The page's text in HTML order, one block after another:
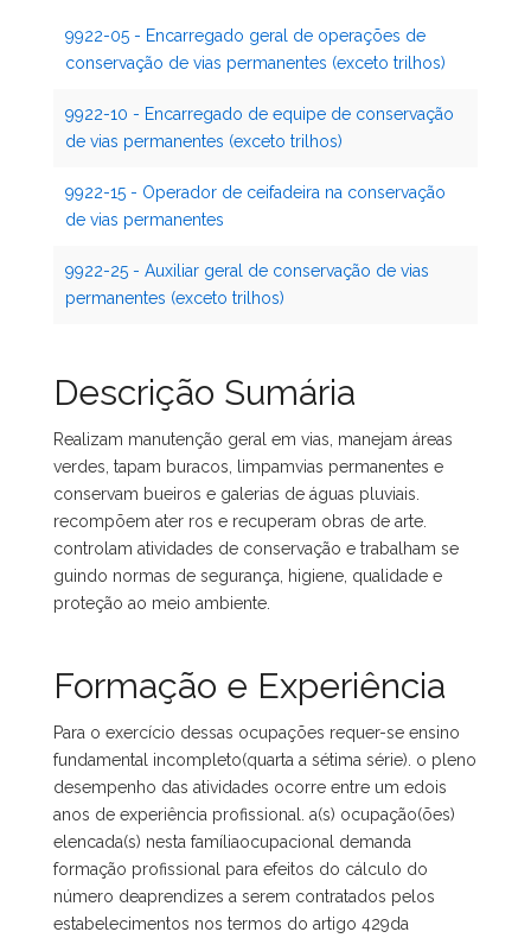
9922-05 - Encarregado geral de operações de
conservação de vias permanentes (exceto trilhos)
9922-10 - Encarregado de equipe de conservação
de vias permanentes (exceto trilhos)
9922-15 - Operador de ceifadeira na conservação
de vias permanentes
9922-25 - Auxiliar geral de conservação de vias
permanentes (exceto trilhos)
Descrição Sumária
Realizam manutenção geral em vias, manejam áreas
verdes, tapam buracos, limpamvias permanentes e
conservam bueiros e galerias de águas pluviais.
recompõem ater ros e recuperam obras de arte.
controlam atividades de conservação e trabalham se
guindo normas de segurança, higiene, qualidade e
proteção ao meio ambiente.
Formação e Experiência
Para o exercício dessas ocupações requer-se ensino
fundamental incompleto(quarta a sétima série). o pleno
desempenho das atividades ocorre entre um edois
anos de experiência profissional. a(s) ocupação(ões)
elencada(s) nesta famíliaocupacional demanda
formação profissional para efeitos do cálculo do
número deaprendizes a serem contratados pelos
estabelecimentos nos termos do artigo 429da